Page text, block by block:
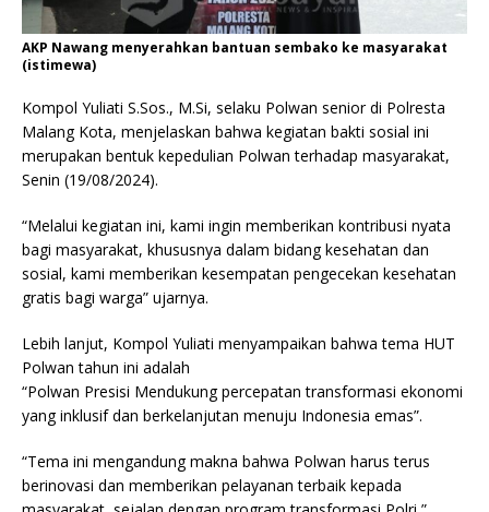
AKP Nawang menyerahkan bantuan sembako ke masyarakat
(istimewa)
Kompol Yuliati S.Sos., M.Si, selaku Polwan senior di Polresta
Malang Kota, menjelaskan bahwa kegiatan bakti sosial ini
merupakan bentuk kepedulian Polwan terhadap masyarakat,
Senin (19/08/2024).
“Melalui kegiatan ini, kami ingin memberikan kontribusi nyata
bagi masyarakat, khususnya dalam bidang kesehatan dan
sosial, kami memberikan kesempatan pengecekan kesehatan
gratis bagi warga” ujarnya.
Lebih lanjut, Kompol Yuliati menyampaikan bahwa tema HUT
Polwan tahun ini adalah
“Polwan Presisi Mendukung percepatan transformasi ekonomi
yang inklusif dan berkelanjutan menuju Indonesia emas”.
“Tema ini mengandung makna bahwa Polwan harus terus
berinovasi dan memberikan pelayanan terbaik kepada